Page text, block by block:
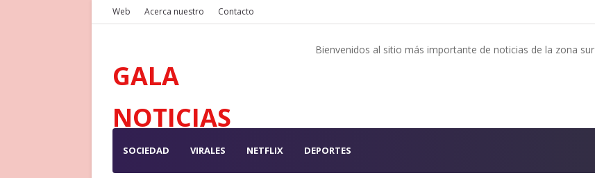
Web Acerca nuestro Contacto
GALA
NOTICIAS
Bienvenidos al sitio más importante de noticias de la zona sur
SOCIEDAD VIRALES NETFLIX DEPORTES